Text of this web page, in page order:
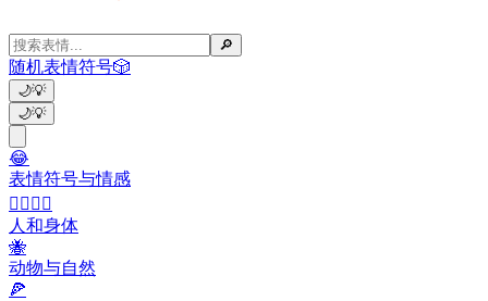
🔎
随机表情符号🎲
🌙💡
🌙💡
😂
表情符号与情感
👩‍❤️‍💋‍👨
人和身体
🐝
动物与自然
🍕